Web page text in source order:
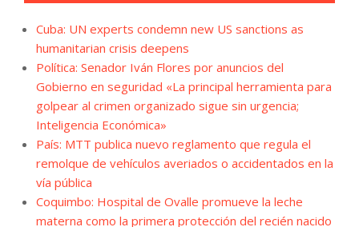
Cuba: UN experts condemn new US sanctions as
humanitarian crisis deepens
Política: Senador Iván Flores por anuncios del
Gobierno en seguridad «La principal herramienta para
golpear al crimen organizado sigue sin urgencia;
Inteligencia Económica»
País: MTT publica nuevo reglamento que regula el
remolque de vehículos averiados o accidentados en la
vía pública
Coquimbo: Hospital de Ovalle promueve la leche
materna como la primera protección del recién nacido